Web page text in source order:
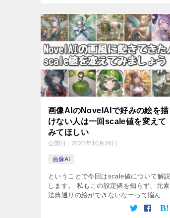
画像AIのNovelAIで好みの絵を描
けない人は一回scale値を変えて
みてほしい
公開日： 2022年10月26日
画像AI
ということで今回はscale値について解説
します。 私もこの設定値を知らず、元素
法典通りの絵ができないなーって悩んで
いました。 元素法典というのは、海外の
NovelAI愛好者がそれぞれの画像を出す